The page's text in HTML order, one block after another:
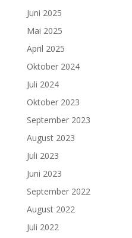
Juni 2025
Mai 2025
April 2025
Oktober 2024
Juli 2024
Oktober 2023
September 2023
August 2023
Juli 2023
Juni 2023
September 2022
August 2022
Juli 2022